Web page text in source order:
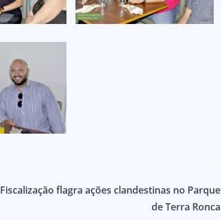
Fiscalização flagra ações clandestinas no Parque
de Terra Ronca